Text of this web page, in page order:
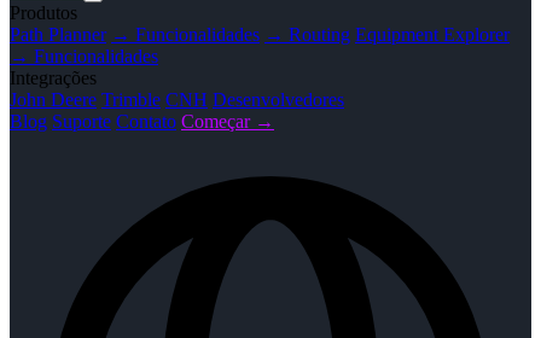
Produtos
Path Planner → Funcionalidades → Routing Equipment Explorer
→ Funcionalidades
Integrações
John Deere Trimble CNH Desenvolvedores
Blog Suporte Contato Começar →